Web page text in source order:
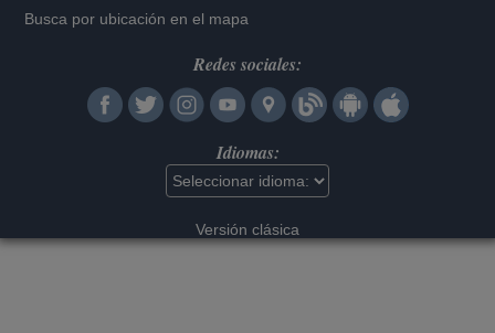
Busca por ubicación en el mapa
Redes sociales:
Idiomas:
Versión clásica